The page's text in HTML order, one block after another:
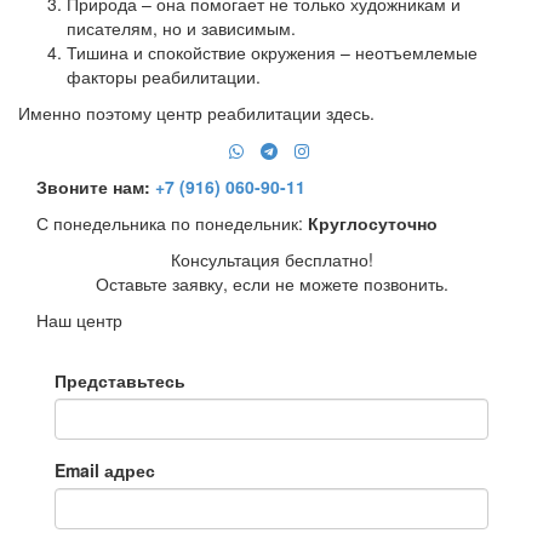
писателям, но и зависимым.
Тишина и спокойствие окружения – неотъемлемые
факторы реабилитации.
Именно поэтому центр реабилитации здесь.
Звоните нам: +7 (916) 060-90-11
С понедельника по понедельник: Круглосуточно
Консультация бесплатно!
Оставьте заявку, если не можете позвонить.
Наш центр
Представьтесь
Email адрес